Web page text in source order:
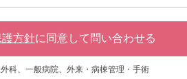
方針に同意して 問い合わせる
科、一般病院、外来・病棟管理・手術